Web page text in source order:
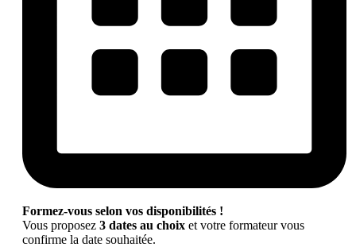
Formez-vous selon vos disponibilités !
Vous proposez 3 dates au choix et votre formateur vous
confirme la date souhaitée.